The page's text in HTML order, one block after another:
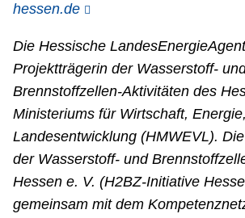
hessen.de
Die Hessische
Projektträgerin der Wasserstoff-
Brennstoffzellen-Aktivitäten des
Ministeriums für Wirtschaft,
Landesentwicklung (HMWEVL).
der Wasserstoff- und
Hessen e. V. (H2BZ-Initiative
gemeinsam mit dem